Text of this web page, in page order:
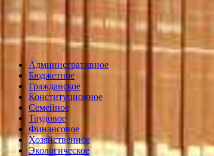
Административное
Бюджетное
Гражданское
Конституционное
Семейное
Трудовое
Финансовое
Хозяйственное
Экологическое